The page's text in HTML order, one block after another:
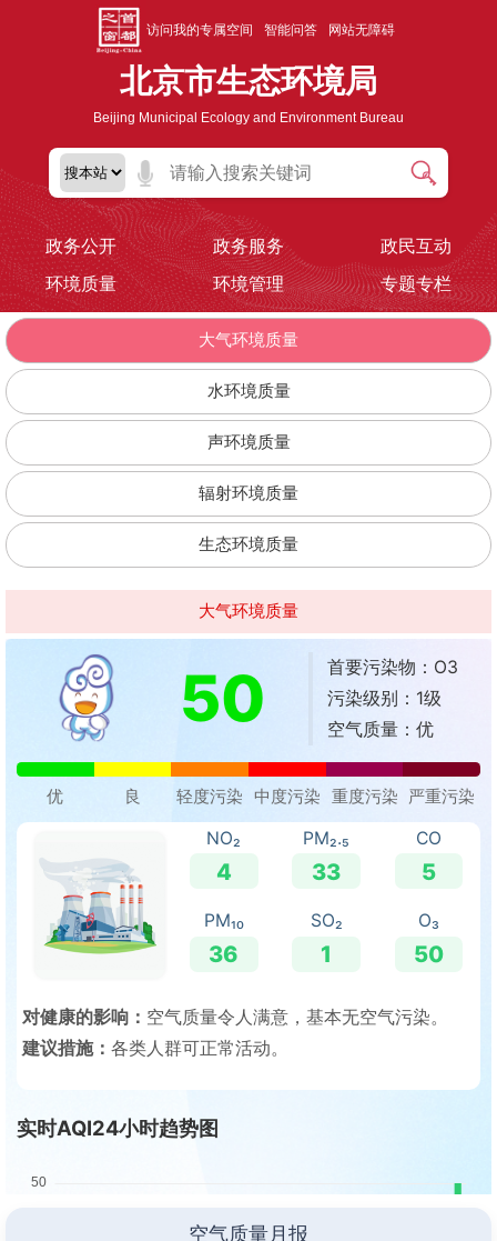
访问我的专属空间 智能问答 网站无障碍
北京市生态环境局
Beijing Municipal Ecology and Environment Bureau
政务公开 政务服务
政民互动
环境质量
环境管理 专题专栏